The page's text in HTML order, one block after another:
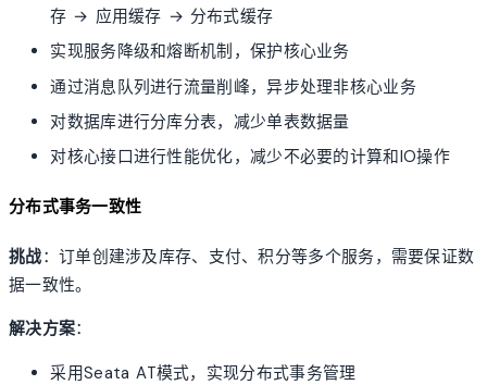
存 → 应用缓存 → 分布式缓存
实现服务降级和熔断机制，保护核心业务
通过消息队列进行流量削峰，异步处理非核心业务
对数据库进行分库分表，减少单表数据量
对核心接口进行性能优化，减少不必要的计算和IO操作
分布式事务一致性
挑战：订单创建涉及库存、支付、积分等多个服务，需要保证数
据一致性。
解决方案：
采用Seata AT模式，实现分布式事务管理